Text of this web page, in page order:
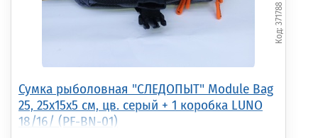
Сумка рыболовная "СЛЕДОПЫТ" Module Bag
25, 25х15х5 см, цв. серый + 1 коробка LUNO
18/16/ (PF-BN-01)
371788